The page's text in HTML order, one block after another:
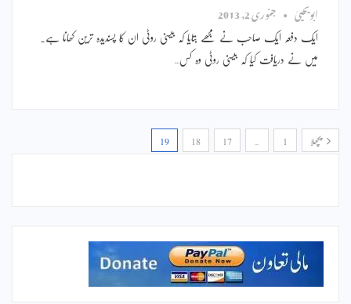
ابویحییٰ جنوری 2, 2013
ایک دفعہ ایک صاحب نے مجھے بتایا کہ بیسنی روٹی ان کا پسندیدہ ترین کھانا ہے۔
میں نے دریافت کیا کہ بیسنی روٹی وہ کس…
پچھلا 1
17
18
19